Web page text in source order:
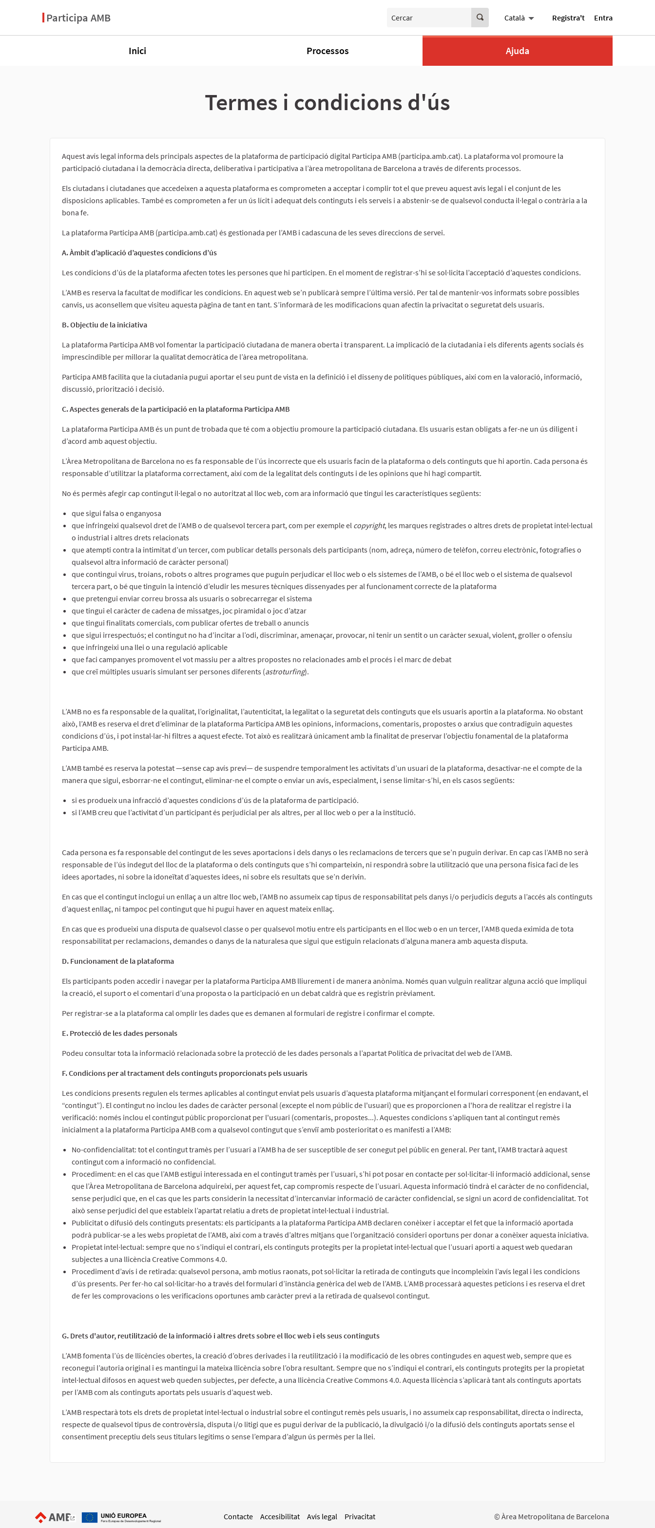
Participa AMB Cercar Català Registra't Entra
Inici Processos Ajuda
Termes i condicions d'ús
Aquest avís legal informa dels principals aspectes de la plataforma de participació digital Participa AMB (participa.amb.cat). La plataforma vol promoure la
participació ciutadana i la democràcia directa, deliberativa i participativa a l’àrea metropolitana de Barcelona a través de diferents processos.
Els ciutadans i ciutadanes que accedeixen a aquesta plataforma es comprometen a acceptar i complir tot el que preveu aquest avís legal i el conjunt de les
disposicions aplicables. També es comprometen a fer un ús lícit i adequat dels continguts i els serveis i a abstenir-se de qualsevol conducta il·legal o contrària a la
bona fe.
La plataforma Participa AMB (participa.amb.cat) és gestionada per l’AMB i cadascuna de les seves direccions de servei.
A. Àmbit d’aplicació d’aquestes condicions d’ús
Les condicions d’ús de la plataforma afecten totes les persones que hi participen. En el moment de registrar-s’hi se sol·licita l’acceptació d’aquestes condicions.
L’AMB es reserva la facultat de modificar les condicions. En aquest web se’n publicarà sempre l’última versió. Per tal de mantenir-vos informats sobre possibles
canvis, us aconsellem que visiteu aquesta pàgina de tant en tant. S’informarà de les modificacions quan afectin la privacitat o seguretat dels usuaris.
B. Objectiu de la iniciativa
La plataforma Participa AMB vol fomentar la participació ciutadana de manera oberta i transparent. La implicació de la ciutadania i els diferents agents socials és
imprescindible per millorar la qualitat democràtica de l’àrea metropolitana.
Participa AMB facilita que la ciutadania pugui aportar el seu punt de vista en la definició i el disseny de polítiques públiques, així com en la valoració, informació,
discussió, priorització i decisió.
C. Aspectes generals de la participació en la plataforma Participa AMB
La plataforma Participa AMB és un punt de trobada que té com a objectiu promoure la participació ciutadana. Els usuaris estan obligats a fer-ne un ús diligent i
d’acord amb aquest objectiu.
L’Àrea Metropolitana de Barcelona no es fa responsable de l’ús incorrecte que els usuaris facin de la plataforma o dels continguts que hi aportin. Cada persona és
responsable d’utilitzar la plataforma correctament, així com de la legalitat dels continguts i de les opinions que hi hagi compartit.
No és permès afegir cap contingut il·legal o no autoritzat al lloc web, com ara informació que tingui les característiques següents:
que sigui falsa o enganyosa
que infringeixi qualsevol dret de l’AMB o de qualsevol tercera part, com per exemple el copyright, les marques registrades o altres drets de propietat intel·lectual
o industrial i altres drets relacionats
que atempti contra la intimitat d’un tercer, com publicar detalls personals dels participants (nom, adreça, número de telèfon, correu electrònic, fotografies o
qualsevol altra informació de caràcter personal)
que contingui virus, troians, robots o altres programes que puguin perjudicar el lloc web o els sistemes de l’AMB, o bé el lloc web o el sistema de qualsevol
tercera part, o bé que tinguin la intenció d’eludir les mesures tècniques dissenyades per al funcionament correcte de la plataforma
que pretengui enviar correu brossa als usuaris o sobrecarregar el sistema
que tingui el caràcter de cadena de missatges, joc piramidal o joc d’atzar
que tingui finalitats comercials, com publicar ofertes de treball o anuncis
que sigui irrespectuós; el contingut no ha d’incitar a l’odi, discriminar, amenaçar, provocar, ni tenir un sentit o un caràcter sexual, violent, groller o ofensiu
que infringeixi una llei o una regulació aplicable
que faci campanyes promovent el vot massiu per a altres propostes no relacionades amb el procés i el marc de debat
que creï múltiples usuaris simulant ser persones diferents (astroturfing).
L’AMB no es fa responsable de la qualitat, l’originalitat, l’autenticitat, la legalitat o la seguretat dels continguts que els usuaris aportin a la plataforma. No obstant
això, l’AMB es reserva el dret d’eliminar de la plataforma Participa AMB les opinions, informacions, comentaris, propostes o arxius que contradiguin aquestes
condicions d’ús, i pot instal·lar-hi filtres a aquest efecte. Tot això es realitzarà únicament amb la finalitat de preservar l’objectiu fonamental de la plataforma
Participa AMB.
L’AMB també es reserva la potestat —sense cap avís previ— de suspendre temporalment les activitats d’un usuari de la plataforma, desactivar-ne el compte de la
manera que sigui, esborrar-ne el contingut, eliminar-ne el compte o enviar un avís, especialment, i sense limitar-s’hi, en els casos següents:
si es produeix una infracció d’aquestes condicions d’ús de la plataforma de participació.
si l’AMB creu que l’activitat d’un participant és perjudicial per als altres, per al lloc web o per a la institució.
Cada persona es fa responsable del contingut de les seves aportacions i dels danys o les reclamacions de tercers que se’n puguin derivar. En cap cas l’AMB no serà
responsable de l’ús indegut del lloc de la plataforma o dels continguts que s’hi comparteixin, ni respondrà sobre la utilització que una persona física faci de les
idees aportades, ni sobre la idoneïtat d’aquestes idees, ni sobre els resultats que se’n derivin.
En cas que el contingut inclogui un enllaç a un altre lloc web, l’AMB no assumeix cap tipus de responsabilitat pels danys i/o perjudicis deguts a l’accés als continguts
d’aquest enllaç, ni tampoc pel contingut que hi pugui haver en aquest mateix enllaç.
En cas que es produeixi una disputa de qualsevol classe o per qualsevol motiu entre els participants en el lloc web o en un tercer, l’AMB queda eximida de tota
responsabilitat per reclamacions, demandes o danys de la naturalesa que sigui que estiguin relacionats d’alguna manera amb aquesta disputa.
D. Funcionament de la plataforma
Els participants poden accedir i navegar per la plataforma Participa AMB lliurement i de manera anònima. Només quan vulguin realitzar alguna acció que impliqui
la creació, el suport o el comentari d’una proposta o la participació en un debat caldrà que es registrin prèviament.
Per registrar-se a la plataforma cal omplir les dades que es demanen al formulari de registre i confirmar el compte.
E. Protecció de les dades personals
Podeu consultar tota la informació relacionada sobre la protecció de les dades personals a l’apartat Política de privacitat del web de l’AMB.
F. Condicions per al tractament dels continguts proporcionats pels usuaris
Les condicions presents regulen els termes aplicables al contingut enviat pels usuaris d’aquesta plataforma mitjançant el formulari corresponent (en endavant, el
“contingut”). El contingut no inclou les dades de caràcter personal (excepte el nom públic de l'usuari) que es proporcionen a l'hora de realitzar el registre i la
verificació: només inclou el contingut públic proporcionat per l'usuari (comentaris, propostes...). Aquestes condicions s’apliquen tant al contingut remès
inicialment a la plataforma Participa AMB com a qualsevol contingut que s’enviï amb posterioritat o es manifesti a l’AMB:
No-confidencialitat: tot el contingut tramès per l’usuari a l’AMB ha de ser susceptible de ser conegut pel públic en general. Per tant, l’AMB tractarà aquest
contingut com a informació no confidencial.
Procediment: en el cas que l’AMB estigui interessada en el contingut tramès per l’usuari, s’hi pot posar en contacte per sol·licitar-li informació addicional, sense
que l’Àrea Metropolitana de Barcelona adquireixi, per aquest fet, cap compromís respecte de l’usuari. Aquesta informació tindrà el caràcter de no confidencial,
sense perjudici que, en el cas que les parts considerin la necessitat d’intercanviar informació de caràcter confidencial, se signi un acord de confidencialitat. Tot
això sense perjudici del que estableix l’apartat relatiu a drets de propietat intel·lectual i industrial.
Publicitat o difusió dels continguts presentats: els participants a la plataforma Participa AMB declaren conèixer i acceptar el fet que la informació aportada
podrà publicar-se a les webs propietat de l’AMB, així com a través d’altres mitjans que l’organització consideri oportuns per donar a conèixer aquesta iniciativa.
Propietat intel·lectual: sempre que no s’indiqui el contrari, els continguts protegits per la propietat intel·lectual que l’usuari aporti a aquest web quedaran
subjectes a una llicència Creative Commons 4.0.
Procediment d’avís i de retirada: qualsevol persona, amb motius raonats, pot sol·licitar la retirada de continguts que incompleixin l’avís legal i les condicions
d’ús presents. Per fer-ho cal sol·licitar-ho a través del formulari d’instància genèrica del web de l’AMB. L’AMB processarà aquestes peticions i es reserva el dret
de fer les comprovacions o les verificacions oportunes amb caràcter previ a la retirada de qualsevol contingut.
G. Drets d'autor, reutilització de la informació i altres drets sobre el lloc web i els seus continguts
L’AMB fomenta l’ús de llicències obertes, la creació d’obres derivades i la reutilització i la modificació de les obres contingudes en aquest web, sempre que es
reconegui l’autoria original i es mantingui la mateixa llicència sobre l’obra resultant. Sempre que no s’indiqui el contrari, els continguts protegits per la propietat
intel·lectual difosos en aquest web queden subjectes, per defecte, a una llicència Creative Commons 4.0. Aquesta llicència s’aplicarà tant als continguts aportats
per l’AMB com als continguts aportats pels usuaris d’aquest web.
L’AMB respectarà tots els drets de propietat intel·lectual o industrial sobre el contingut remès pels usuaris, i no assumeix cap responsabilitat, directa o indirecta,
respecte de qualsevol tipus de controvèrsia, disputa i/o litigi que es pugui derivar de la publicació, la divulgació i/o la difusió dels continguts aportats sense el
consentiment preceptiu dels seus titulars legítims o sense l’empara d’algun ús permès per la llei.
Contacte Accesibilitat Avís legal Privacitat © Àrea Metropolitana de Barcelona